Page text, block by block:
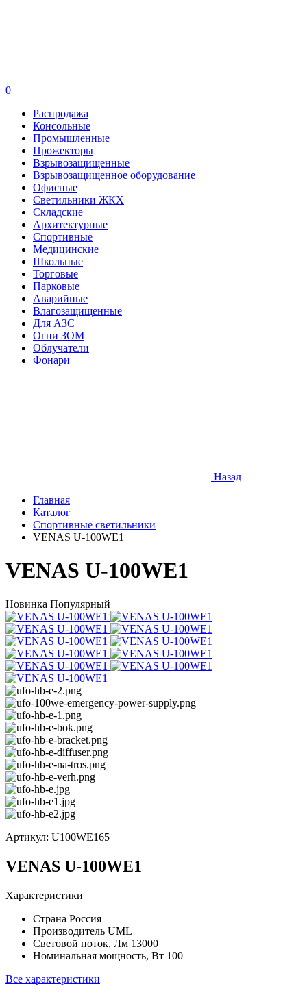
0
Распродажа
Консольные
Промышленные
Прожекторы
Взрывозащищенные
Взрывозащищенное оборудование
Офисные
Cветильники ЖКХ
Складские
Архитектурные
Спортивные
Медицинские
Школьные
Торговые
Парковые
Аварийные
Влагозащищенные
Для АЗС
Огни ЗОМ
Облучатели
Фонари
Назад
Главная
Каталог
Спортивные светильники
VENAS U-100WE1
VENAS U-100WE1
Новинка Популярный
Артикул: U100WE165
VENAS U-100WE1
Характеристики
Страна Россия
Производитель UML
Световой поток, Лм 13000
Номинальная мощность, Вт 100
Все характеристики